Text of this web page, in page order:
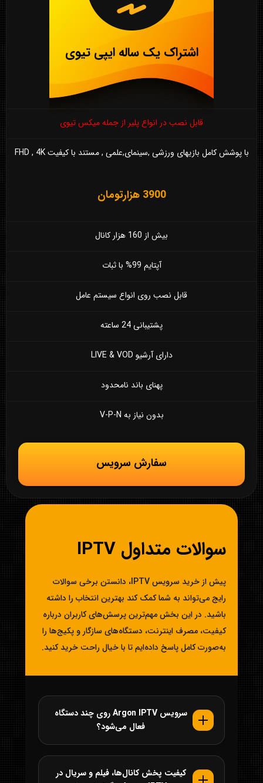
اشتراک یک ساله ایپی تیوی
قابل نصب در انواع پلیر از جمله میکس تیوی
با پوشش کامل بازیهای ورزشی ,سینمای,علمی , مستند با کیفیت FHD , 4K
3900 هزارتومان
بیش از 160 هزار کانال
آپتایم 99% با ثبات
قابل نصب روی انواع سیستم عامل
پشتیبانی 24 ساعته
دارای آرشیو LIVE & VOD
پهنای باند نامحدود
بدون نیاز به V-P-N
سفارش سرویس
سوالات متداول IPTV
پیش از خرید سرویس IPTV، دانستن برخی سوالات
رایج می‌تواند به شما کمک کند بهترین انتخاب را داشته
باشید. در این بخش مهم‌ترین پرسش‌های کاربران درباره
کیفیت، مصرف اینترنت، دستگاه‌های سازگار و پکیج‌ها را
به‌صورت کامل پاسخ داده‌ایم تا با خیال راحت خرید کنید.
سرویس Argon IPTV روی چند دستگاه
فعال می‌شود؟
کیفیت پخش کانال‌ها، فیلم و سریال در